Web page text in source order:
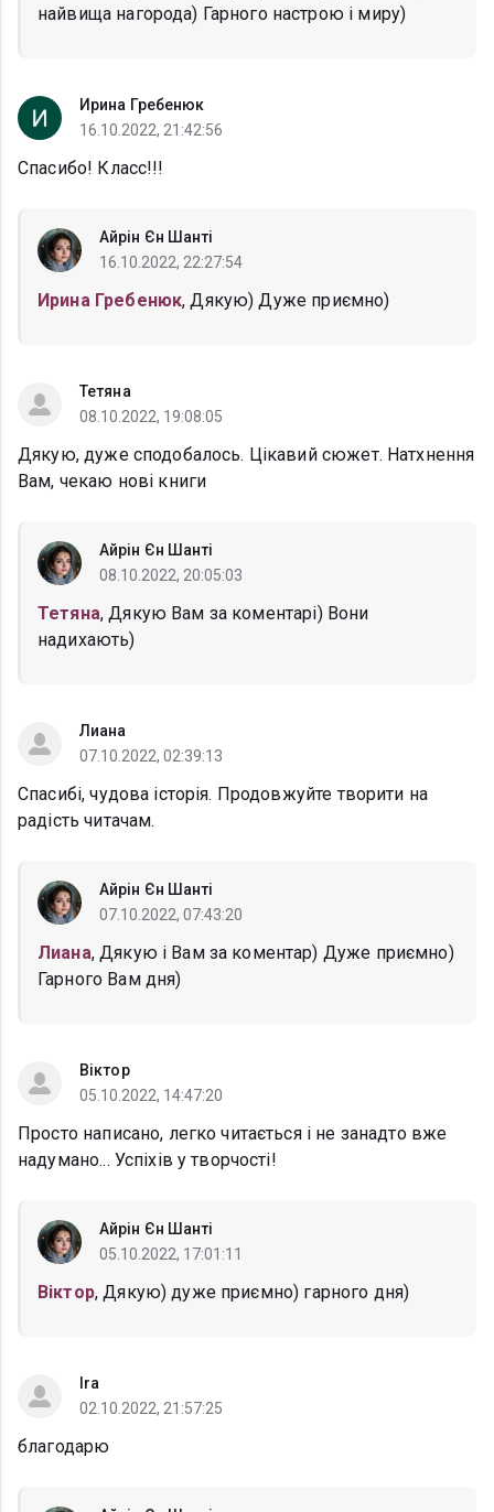
найвища нагорода) Гарного настрою і миру)
Ирина Гребенюк
16.10.2022, 21:42:56
Спасибо! Класс!!!
Айрін Єн Шанті
16.10.2022, 22:27:54
Ирина Гребенюк, Дякую) Дуже приємно)
Тетяна
08.10.2022, 19:08:05
Дякую, дуже сподобалось. Цікавий сюжет. Натхнення
Вам, чекаю нові книги
Айрін Єн Шанті
08.10.2022, 20:05:03
Тетяна, Дякую Вам за коментарі) Вони
надихають)
Лиана
07.10.2022, 02:39:13
Спасибi, чудова iсторiя. Продовжуйте творити на
радiсть читачам.
Айрін Єн Шанті
07.10.2022, 07:43:20
Лиана, Дякую і Вам за коментар) Дуже приємно)
Гарного Вам дня)
Віктор
05.10.2022, 14:47:20
Просто написано, легко читається і не занадто вже
надумано... Успіхів у творчості!
Айрін Єн Шанті
05.10.2022, 17:01:11
Віктор, Дякую) дуже приємно) гарного дня)
Ira
02.10.2022, 21:57:25
благодарю